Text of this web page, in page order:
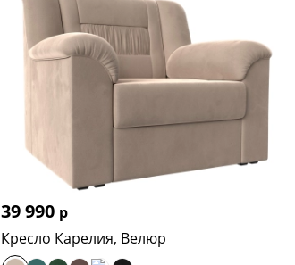
39 990 р
Кресло Карелия, Велюр